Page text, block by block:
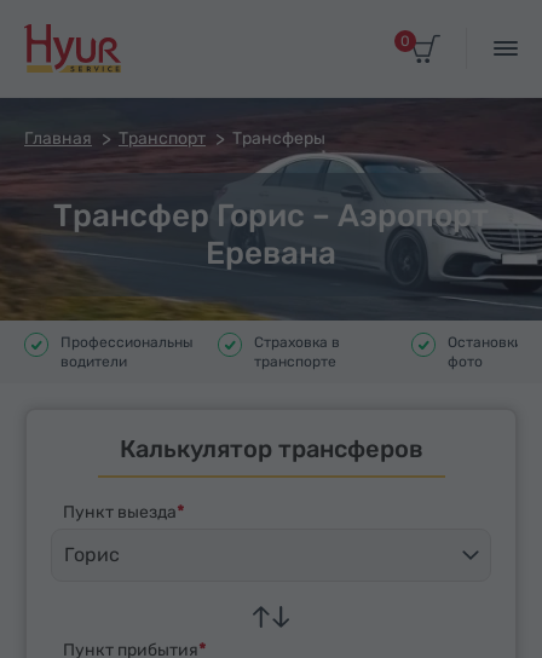
0
Главная Транспорт Трансферы
Трансфер Горис – Аэропорт
Еревана
Профессиональные
водители
Страховка в
транспорте
Остановки
фото
Калькулятор трансферов
Пункт выезда
Горис
Пункт прибытия